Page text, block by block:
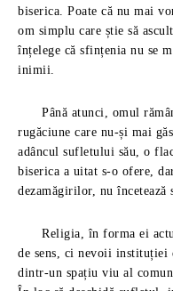
biserica. Poate că nu mai
om simplu care știe să
înțelege că sfințenia nu se
inimii.
Până atunci, omul
rugăciune care nu-și mai
adâncul sufletului său, o
biserica a uitat s-o ofere,
dezamăgirilor, nu încetează
Religia, în forma ei
de sens, ci nevoii instituției
dintr-un spațiu viu al